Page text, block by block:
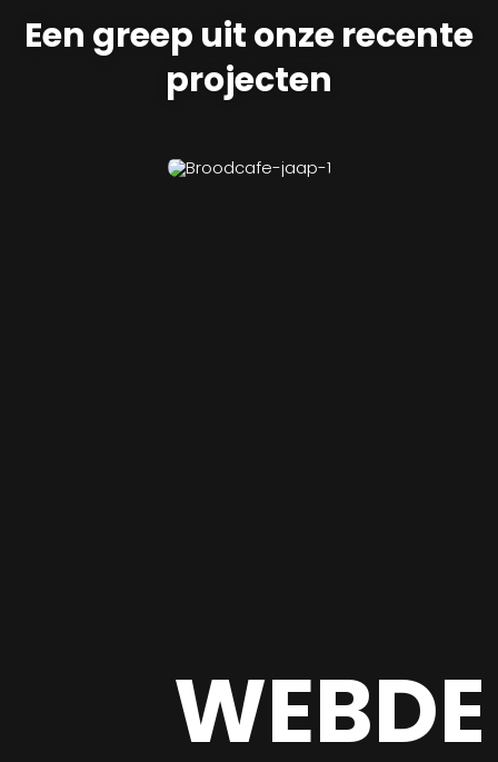
Een greep uit onze recente
projecten